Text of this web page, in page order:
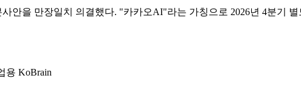
안을 만장일치 의결했다. "카카오AI"라는 가칭으로 2026년 4분기
용 KoBrain